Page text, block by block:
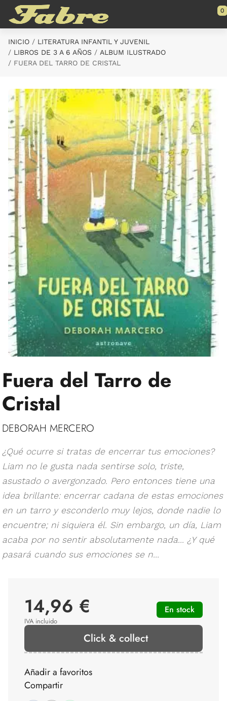
Saltar al contenido principal
0
INICIO
LITERATURA INFANTIL Y JUVENIL
LIBROS DE 3 A 6 AÑOS
ALBUM ILUSTRADO
FUERA DEL TARRO DE CRISTAL
Fuera del Tarro de
Cristal
DEBORAH MERCERO
¿Qué ocurre si tratas de encerrar tus emociones?
Liam no le gusta nada sentirse solo, triste,
asustado o avergonzado. Pero entonces tiene una
idea brillante: encerrar cadana de estas emociones
en un tarro y esconderlo muy lejos, donde nadie lo
encuentre; ni siquiera él. Sin embargo, un día, Liam
acaba por no sentir absolutamente nada... ¿Y qué
pasará cuando sus emociones se n...
14,96 €
IVA incluido
En stock
Click & collect
Añadir a favoritos
Compartir